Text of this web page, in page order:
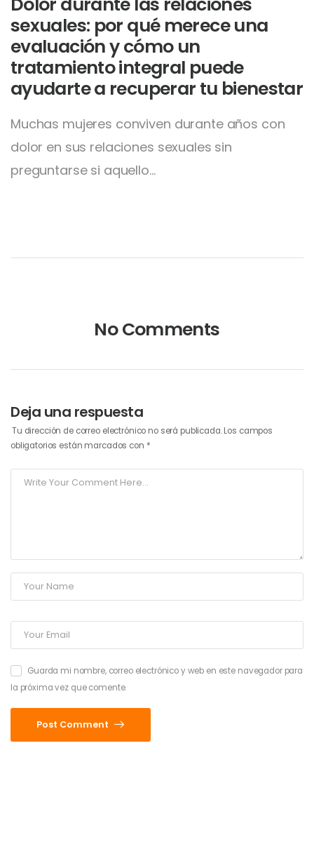
sexuales: por qué merece una
evaluación y cómo un
tratamiento integral puede
ayudarte a recuperar tu bienestar
Muchas mujeres conviven durante años con
dolor en sus relaciones sexuales sin
preguntarse si aquello…
No Comments
Deja una respuesta
Tu dirección de correo electrónico no será publicada. Los campos
obligatorios están marcados con *
Guarda mi nombre, correo electrónico y web en este navegador para
la próxima vez que comente.
Post Comment